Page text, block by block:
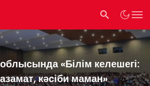
«Білім келешегі:
кәсіби маман»